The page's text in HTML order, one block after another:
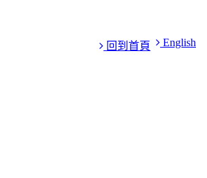
English
回到首頁